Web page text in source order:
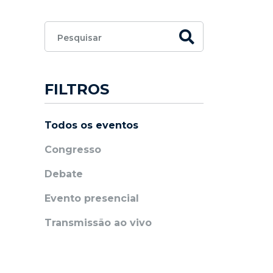
Pesquisar
FILTROS
Todos os eventos
Congresso
Debate
Evento presencial
Transmissão ao vivo